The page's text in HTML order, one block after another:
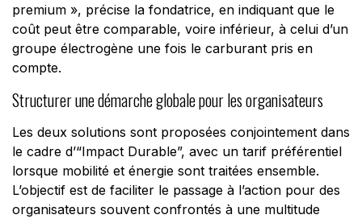
premium », précise la fondatrice, en indiquant que le
coût peut être comparable, voire inférieur, à celui d’un
groupe électrogène une fois le carburant pris en
compte.
Structurer une démarche globale pour les organisateurs
Les deux solutions sont proposées conjointement dans
le cadre d’“Impact Durable”, avec un tarif préférentiel
lorsque mobilité et énergie sont traitées ensemble.
L’objectif est de faciliter le passage à l’action pour des
organisateurs souvent confrontés à une multitude